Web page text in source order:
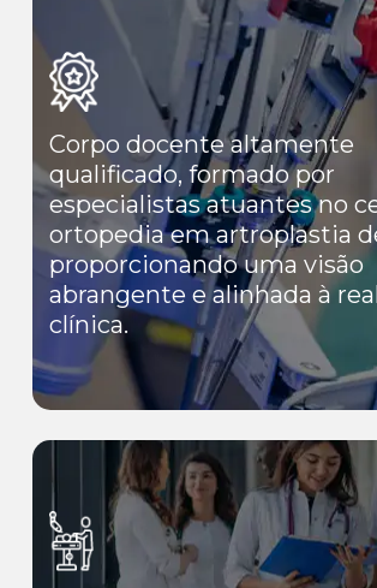
Corpo docente altamente
qualificado, formado por
especialistas atuantes no
ortopedia em artroplastia
proporcionando uma visão
abrangente e alinhada à
clínica.